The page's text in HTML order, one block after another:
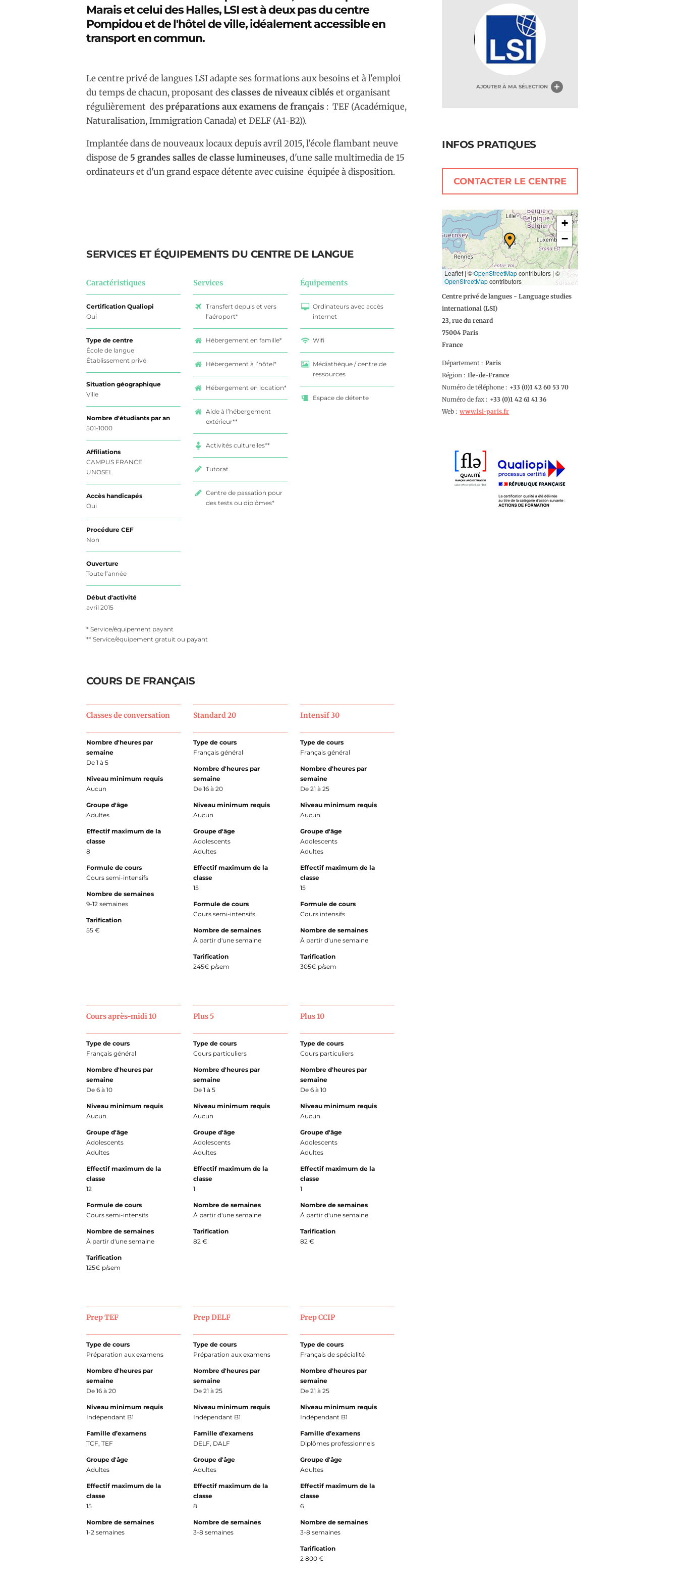
Marais et celui des Halles,LSIest à deux pas du centre
Pompidou et de l'hôtel de ville, idéalement accessible en
transport en commun.
Le centre privé de langues LSI adapte ses formations aux besoins et à l'emploi
du temps de chacun, proposant desclasses de niveaux ciblés et organisant
régulièrement despréparations aux examens de français : TEF (Académique,
Naturalisation, Immigration Canada) et DELF (A1-B2)).
Implantée dans de nouveaux locaux depuis avril 2015, l'école flambant neuve
dispose de 5 grandes salles de classe lumineuses, d'une salle multimedia de 15
ordinateurs et d'un grand espace détente avec cuisine équipée à disposition.
SERVICES ET ÉQUIPEMENTS DU CENTRE DE LANGUE
Caractéristiques
Certification Qualiopi
Oui
Type de centre
École de langue
Établissement privé
Situation géographique
Ville
Nombre d'étudiants par an
501-1000
Affiliations
CAMPUS FRANCE
UNOSEL
Accès handicapés
Oui
Procédure CEF
Non
Ouverture
Toute l’année
Début d'activité
avril 2015
Services
Transfert depuis et vers
l’aéroport*
Hébergement en famille*
Hébergement à l’hôtel*
Hébergement en location*
Aide à l’hébergement
extérieur**
Activités culturelles**
Tutorat
Centre de passation pour
des tests ou diplômes*
Équipements
Ordinateurs avec accès
internet
Wifi
Médiathèque / centre de
ressources
Espace de détente
* Service/équipement payant
** Service/équipement gratuit ou payant
COURS DE FRANÇAIS
Classes de conversation
Nombre d'heures par
semaine
De 1 à 5
Niveau minimum requis
Aucun
Groupe d'âge
Adultes
Effectif maximum de la
classe
8
Formule de cours
Cours semi-intensifs
Nombre de semaines
9-12 semaines
Tarification
55 €
Standard 20
Type de cours
Français général
Nombre d'heures par
semaine
De 16 à 20
Niveau minimum requis
Aucun
Groupe d'âge
Adolescents
Adultes
Effectif maximum de la
classe
15
Formule de cours
Cours semi-intensifs
Nombre de semaines
À partir d'une semaine
Tarification
245€ p/sem
Intensif 30
Type de cours
Français général
Nombre d'heures par
semaine
De 21 à 25
Niveau minimum requis
Aucun
Groupe d'âge
Adolescents
Adultes
Effectif maximum de la
classe
15
Formule de cours
Cours intensifs
Nombre de semaines
À partir d'une semaine
Tarification
305€ p/sem
Cours après-midi 10
Type de cours
Français général
Nombre d'heures par
semaine
De 6 à 10
Niveau minimum requis
Aucun
Groupe d'âge
Adolescents
Adultes
Effectif maximum de la
classe
12
Formule de cours
Cours semi-intensifs
Nombre de semaines
À partir d'une semaine
Tarification
125€ p/sem
Plus 5
Type de cours
Cours particuliers
Nombre d'heures par
semaine
De 1 à 5
Niveau minimum requis
Aucun
Groupe d'âge
Adolescents
Adultes
Effectif maximum de la
classe
1
Nombre de semaines
À partir d'une semaine
Tarification
82 €
Plus 10
Type de cours
Cours particuliers
Nombre d'heures par
semaine
De 6 à 10
Niveau minimum requis
Aucun
Groupe d'âge
Adolescents
Adultes
Effectif maximum de la
classe
1
Nombre de semaines
À partir d'une semaine
Tarification
82 €
Prep TEF
Type de cours
Préparation aux examens
Nombre d'heures par
semaine
De 16 à 20
Niveau minimum requis
Indépendant B1
Famille d’examens
TCF, TEF
Groupe d'âge
Adultes
Effectif maximum de la
classe
15
Nombre de semaines
1-2 semaines
Prep DELF
Type de cours
Préparation aux examens
Nombre d'heures par
semaine
De 21 à 25
Niveau minimum requis
Indépendant B1
Famille d’examens
DELF, DALF
Groupe d'âge
Adultes
Effectif maximum de la
classe
8
Nombre de semaines
3-8 semaines
Prep CCIP
Type de cours
Français de spécialité
Nombre d'heures par
semaine
De 21 à 25
Niveau minimum requis
Indépendant B1
Famille d’examens
Diplômes professionnels
Groupe d'âge
Adultes
Effectif maximum de la
classe
6
Nombre de semaines
3-8 semaines
Tarification
2 800 €
AJOUTER À MA SÉLECTION
INFOS PRATIQUES
CONTACTER LE CENTRE
+
−
Leaflet | ©OpenStreetMapcontributors | ©
OpenStreetMapcontributors
Centre privé de langues - Language studies
international (LSI)
23, rue du renard
75004 Paris
France
Département
Paris
Région
Ile-de-France
Numéro de téléphone
1 42 60 53 70
Numéro de fax
1 42 61 41 36
Web
www.lsi-paris.fr